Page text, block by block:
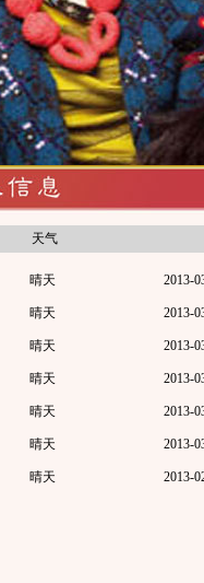
天气
晴天 2013-
晴天 2013-
晴天 2013-
晴天 2013-
晴天 2013-
晴天 2013-
晴天 2013-